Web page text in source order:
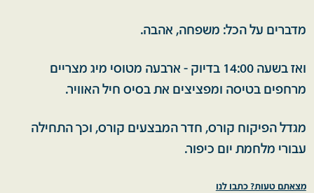
מדברים על הכל: משפחה, אהבה.
ואז בשעה 14:00 בדיוק - ארבעה מטוסי מיג מצריים
מרחפים בטיסה ומפציצים את בסיס חיל האוויר.
מגדל הפיקוח קורס, חדר המבצעים קורס, וכך התחילה
עבורי מלחמת יום כיפור.
מצאתם טעות? כתבו לנו